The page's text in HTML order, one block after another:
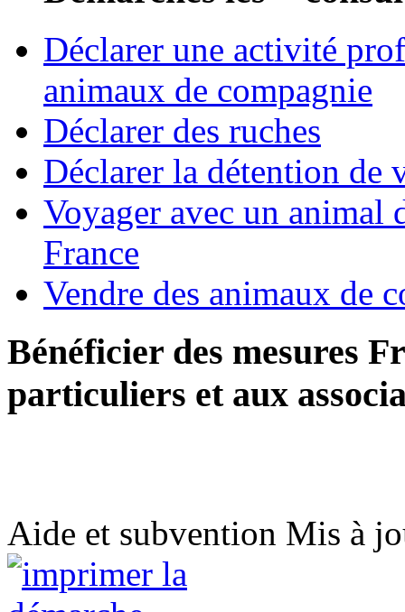
Déclarer une activité
animaux de compagnie
Déclarer des ruches
Déclarer la détention de
Voyager avec un animal
France
Vendre des animaux de
Bénéficier des mesures
particuliers et aux
Aide et subvention Mis à